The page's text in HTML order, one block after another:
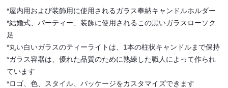
*屋内用および装飾用に使用されるガラス奉納キャンドルホルダー
*結婚式、パーティー、装飾に使用されるこの黒いガラスローソク
足
*丸い白いガラスのティーライトは、1本の柱状キャンドルまで保持
*ガラス容器は、優れた品質のために熟練した職人によって作られ
ています
*ロゴ、色、スタイル、パッケージをカスタマイズできます